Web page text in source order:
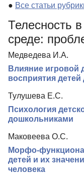
● Все статьи
Телесность
среде:
Медведева И.А.
Влияние игровой
восприятия
Тулушева Е.С.
Психология
дошкольниками
Маковеева О.С.
Морфо-
детей и их
человека